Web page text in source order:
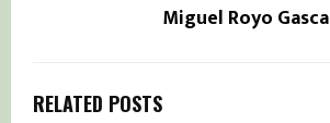
Miguel Royo Gasca
RELATED POSTS